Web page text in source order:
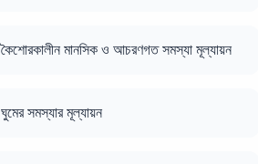
কৈশোরকালীন মানসিক ও আচরণগত সমস্যা মূল্যায়ন
ঘুমের সমস্যার মূল্যায়ন